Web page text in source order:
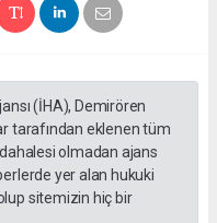
(İHA), Demirören
tarafından eklenen tüm
olmadan ajans
yer alan hukuki
sitemizin hiç bir